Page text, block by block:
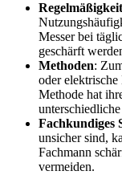
Regelmäßigkeit
Messer bei
geschärft
Methoden:
oder elektrische
Methode hat
Fachkundiges
unsicher sind,
Fachmann
vermeiden.